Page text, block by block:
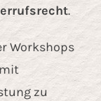
.
Workshops
zu